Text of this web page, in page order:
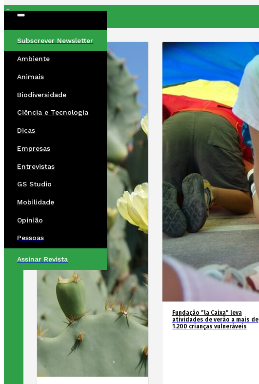
Subscrever Newsletter
Ambiente
Animais
Biodiversidade
Ciência e Tecnologia
Dicas
Empresas
Entrevistas
GS Studio
Mobilidade
Opinião
Pessoas
Assinar Revista
Fundação ”la Caixa” leva
atividades de verão a mais de
1.200 crianças vulneráveis